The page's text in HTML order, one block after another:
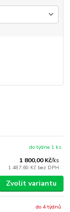
1 800,00 Kč/ks
1 487,60 Kč bez DPH
do týdne 1 ks
Zvolit variantu
do 4 týdnů